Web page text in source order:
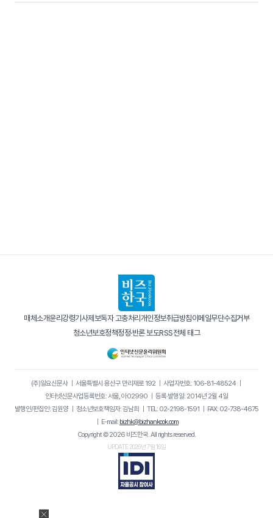
매체소개윤리강령기사제보독자 고충처리 개인정보취급방침이메일무단수집거부
청소년보호정책정정·반론 보도RSS전체 태그
(주)일요신문사｜ 서울특별시 용산구 만리재로 192｜ 사업자번호: 106-81-48524｜
인터넷신문사업등록번호: 서울, 아02990 ｜ 등록·발행일: 2014년 2월 4일
발행인/편집인: 김원양｜ 청소년보호책임자: 김남희 ｜ TEL: 02-2198-1591 ｜ FAX: 02-738-4675
｜ E-mail: bizhk@bizhankook.com
Copyright © 2026 비즈한국. All rights reserved.
UPDATE 2026년 7월 16일